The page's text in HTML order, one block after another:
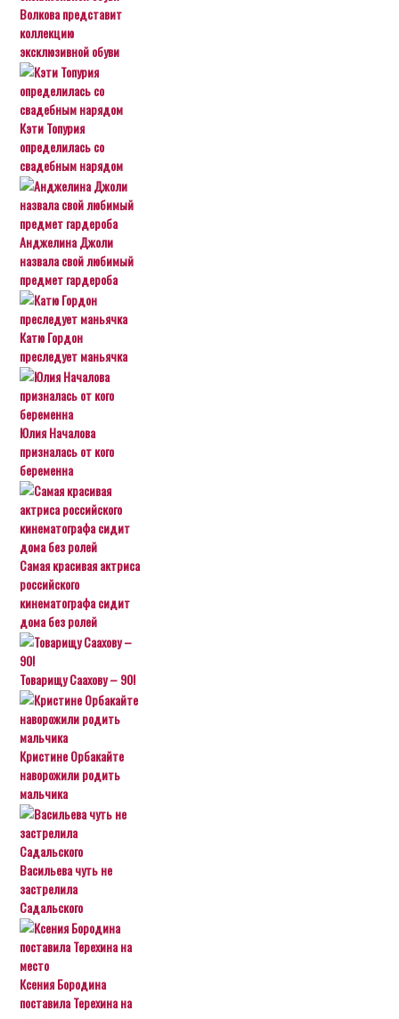
Волкова представит
коллекцию
эксклюзивной обуви
Кэти Топурия
определилась со
свадебным нарядом
Анджелина Джоли
назвала свой любимый
предмет гардероба
Катю Гордон
преследует маньячка
Юлия Началова
призналась от кого
беременна
Самая красивая актриса
российского
кинематографа сидит
дома без ролей
Товарищу Саахову – 90!
Кристине Орбакайте
наворожили родить
мальчика
Васильева чуть не
застрелила
Садальского
Ксения Бородина
поставила Терехина на